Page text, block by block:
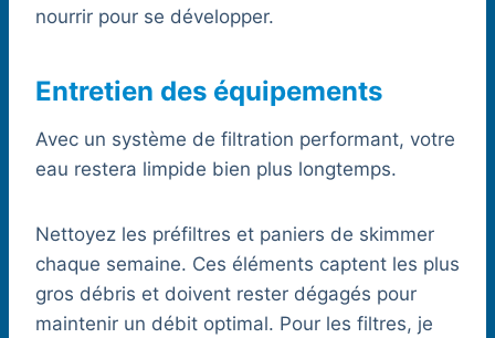
nourrir pour se développer.
Entretien des équipements
Avec un système de filtration performant, votre
eau restera limpide bien plus longtemps.
Nettoyez les préfiltres et paniers de skimmer
chaque semaine. Ces éléments captent les plus
gros débris et doivent rester dégagés pour
maintenir un débit optimal. Pour les filtres, je